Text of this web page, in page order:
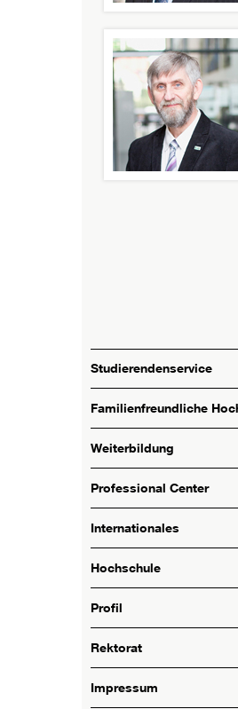
Studierendenservice
Familienfreundliche
Weiterbildung
Professional Center
Internationales
Hochschule
Profil
Rektorat
Impressum